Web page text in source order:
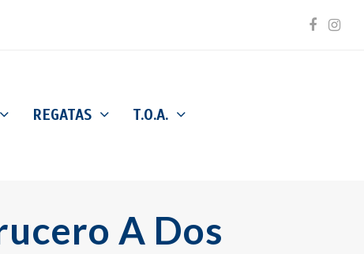
REGATAS T.O.A.
A Dos